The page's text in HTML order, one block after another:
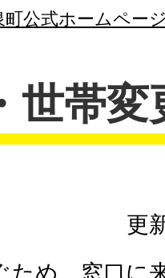
町公式ホームペー
世帯変
更
ため、窓口に